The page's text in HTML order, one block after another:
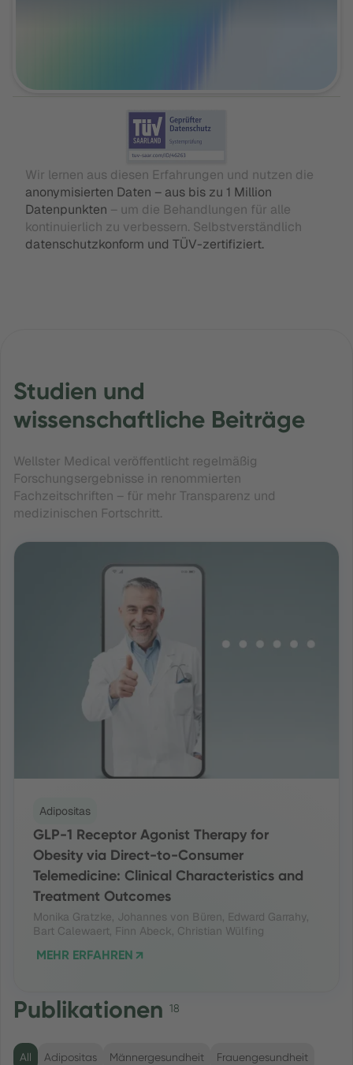
Wir lernen aus diesen Erfahrungen und nutzen die
anonymisierten Daten – aus bis zu 1 Million
Datenpunkten – um die Behandlungen für alle
kontinuierlich zu verbessern. Selbstverständlich
datenschutzkonform und TÜV-zertifiziert.
Studien und
wissenschaftliche Beiträge
Wellster Medical veröffentlicht regelmäßig
Forschungsergebnisse in renommierten
Fachzeitschriften – für mehr Transparenz und
medizinischen Fortschritt.
Adipositas
GLP-1 Receptor Agonist Therapy for
Obesity via Direct-to-Consumer
Telemedicine: Clinical Characteristics and
Treatment Outcomes
Monika Gratzke, Johannes von Büren, Edward Garrahy,
Bart Calewaert, Finn Abeck, Christian Wülfing
MEHR ERFAHREN
Publikationen 18
All Adipositas Männergesundheit Frauengesundheit